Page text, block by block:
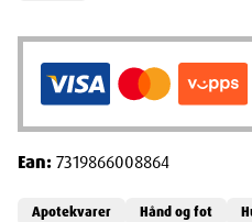
Ean:7319866008864
Apotekvarer Hånd og fot